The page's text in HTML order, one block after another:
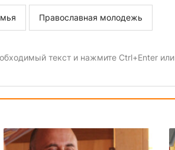
Православная молодежь
текст и нажмите Ctrl+Enter или